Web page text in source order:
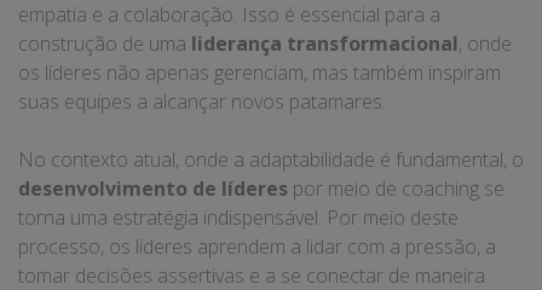
empatia e a colaboração. Isso é essencial para a
construção de uma liderança transformacional, onde
os líderes não apenas gerenciam, mas também inspiram
suas equipes a alcançar novos patamares.
No contexto atual, onde a adaptabilidade é fundamental, o
desenvolvimento de líderes por meio de coaching se
torna uma estratégia indispensável. Por meio deste
processo, os líderes aprendem a lidar com a pressão, a
tomar decisões assertivas e a se conectar de maneira